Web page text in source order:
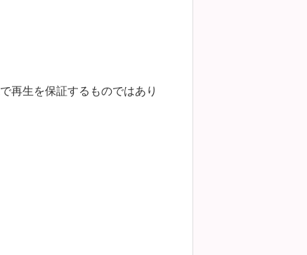
再生を保証するものではあり